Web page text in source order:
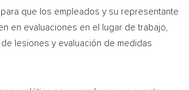
que los empleados y su representante
en evaluaciones en el lugar de trabajo,
lesiones y evaluación de medidas